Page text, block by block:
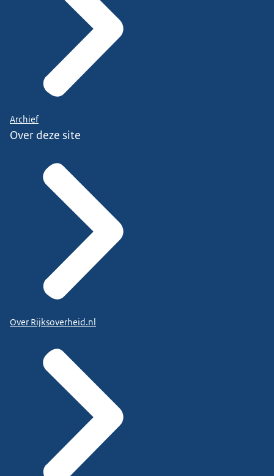
Archief
Over deze site
Over Rijksoverheid.nl